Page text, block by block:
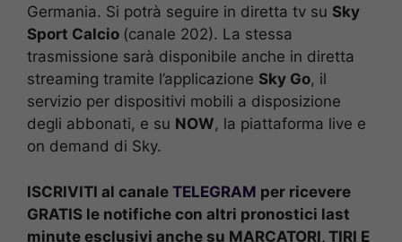
Germania. Si potrà seguire in diretta tv su Sky
Sport Calcio (canale 202). La stessa
trasmissione sarà disponibile anche in diretta
streaming tramite l’applicazione Sky Go, il
servizio per dispositivi mobili a disposizione
degli abbonati, e su NOW, la piattaforma live e
on demand di Sky.
ISCRIVITI al canale TELEGRAM per ricevere
GRATIS le notifiche con altri pronostici last
minute esclusivi anche su MARCATORI, TIRI E